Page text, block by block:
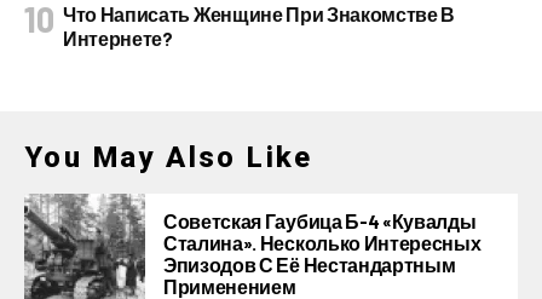
Что Написать Женщине При Знакомстве В
Интернете?
You May Also Like
Советская Гаубица Б-4 «Кувалды
Сталина». Несколько Интересных
Эпизодов С Её Нестандартным
Применением